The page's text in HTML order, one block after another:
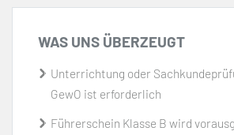
WAS UNS ÜBERZEUGT
Unterrichtung oder
GewO ist erforderlich
Führerschein Klasse B wird